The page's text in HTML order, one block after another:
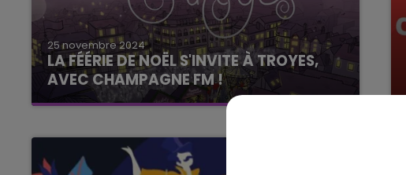
25 novembre 2024
LA FÉÉRIE DE NOËL S'INVITE À TROYES,
AVEC CHAMPAGNE FM !
La féérie de Noël s'invite à Troyes, avec